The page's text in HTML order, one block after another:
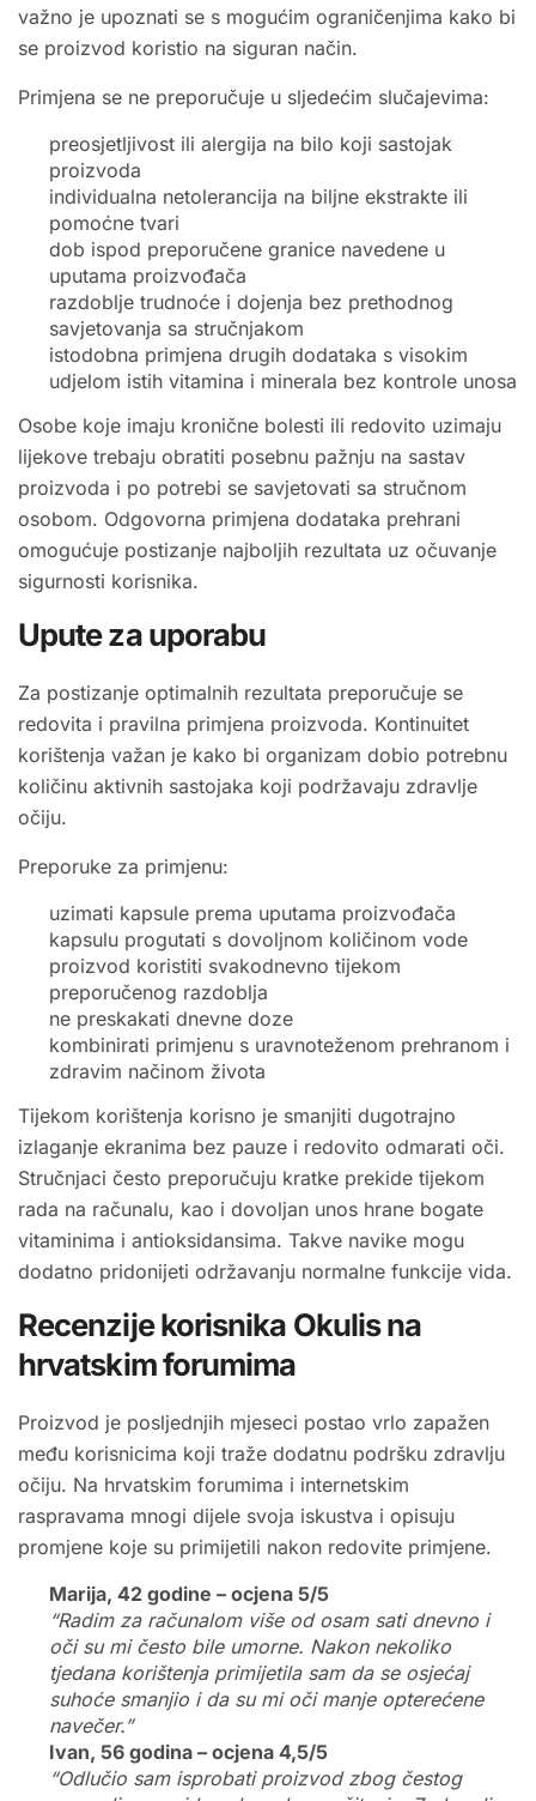
važno je upoznati se s mogućim ograničenjima kako bi
se proizvod koristio na siguran način.
Primjena se ne preporučuje u sljedećim slučajevima:
preosjetljivost ili alergija na bilo koji sastojak
proizvoda
individualna netolerancija na biljne ekstrakte ili
pomoćne tvari
dob ispod preporučene granice navedene u
uputama proizvođača
razdoblje trudnoće i dojenja bez prethodnog
savjetovanja sa stručnjakom
istodobna primjena drugih dodataka s visokim
udjelom istih vitamina i minerala bez kontrole unosa
Osobe koje imaju kronične bolesti ili redovito uzimaju
lijekove trebaju obratiti posebnu pažnju na sastav
proizvoda i po potrebi se savjetovati sa stručnom
osobom. Odgovorna primjena dodataka prehrani
omogućuje postizanje najboljih rezultata uz očuvanje
sigurnosti korisnika.
Upute za uporabu
Za postizanje optimalnih rezultata preporučuje se
redovita i pravilna primjena proizvoda. Kontinuitet
korištenja važan je kako bi organizam dobio potrebnu
količinu aktivnih sastojaka koji podržavaju zdravlje
očiju.
Preporuke za primjenu:
uzimati kapsule prema uputama proizvođača
kapsulu progutati s dovoljnom količinom vode
proizvod koristiti svakodnevno tijekom
preporučenog razdoblja
ne preskakati dnevne doze
kombinirati primjenu s uravnoteženom prehranom i
zdravim načinom života
Tijekom korištenja korisno je smanjiti dugotrajno
izlaganje ekranima bez pauze i redovito odmarati oči.
Stručnjaci često preporučuju kratke prekide tijekom
rada na računalu, kao i dovoljan unos hrane bogate
vitaminima i antioksidansima. Takve navike mogu
dodatno pridonijeti održavanju normalne funkcije vida.
Recenzije korisnika Okulis na
hrvatskim forumima
Proizvod je posljednjih mjeseci postao vrlo zapažen
među korisnicima koji traže dodatnu podršku zdravlju
očiju. Na hrvatskim forumima i internetskim
raspravama mnogi dijele svoja iskustva i opisuju
promjene koje su primijetili nakon redovite primjene.
Marija, 42 godine – ocjena 5/5
“Radim za računalom više od osam sati dnevno i
oči su mi često bile umorne. Nakon nekoliko
tjedana korištenja primijetila sam da se osjećaj
suhoće smanjio i da su mi oči manje opterećene
navečer.”
Ivan, 56 godina – ocjena 4,5/5
“Odlučio sam isprobati proizvod zbog čestog